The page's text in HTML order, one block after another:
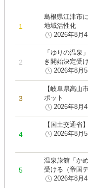
島根県江津市
地域活性化
2026年8月4
「ゆりの温泉
き開始決定受
2026年8月5
【岐阜県高山
ポット
2026年8月4
【国土交通省
2026年8月5
温泉旅館「か
受ける（帝国
2026年8月4